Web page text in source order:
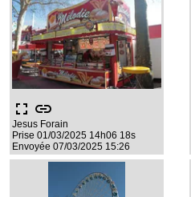
fullscreen link
Jesus Forain
Prise 01/03/2025 14h06 18s
Envoyée 07/03/2025 15:26